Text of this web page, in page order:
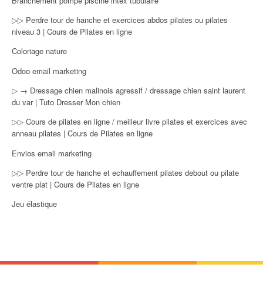
▷▷ Perdre tour de hanche et exercices abdos pilates ou pilates
niveau 3 | Cours de Pilates en ligne
Coloriage nature
Odoo email marketing
▷ → Dressage chien malinois agressif / dressage chien saint laurent
du var | Tuto Dresser Mon chien
▷▷ Cours de pilates en ligne / meilleur livre pilates et exercices avec
anneau pilates | Cours de Pilates en ligne
Envios email marketing
▷▷ Perdre tour de hanche et echauffement pilates debout ou pilate
ventre plat | Cours de Pilates en ligne
Jeu élastique